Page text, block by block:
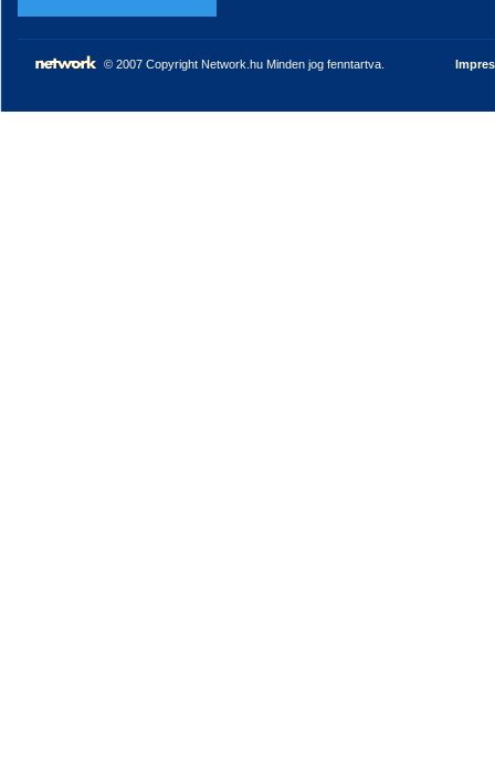
© 2007 Copyright Network.hu Minden jog fenntartva.